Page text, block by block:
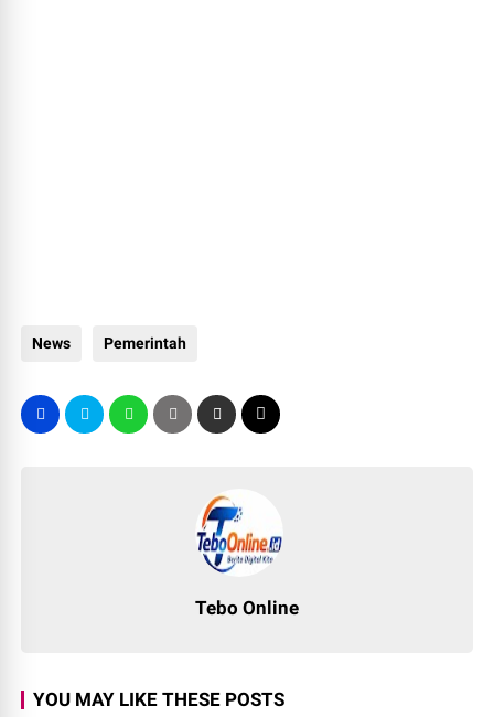
News Pemerintah
Tebo Online
YOU MAY LIKE THESE POSTS